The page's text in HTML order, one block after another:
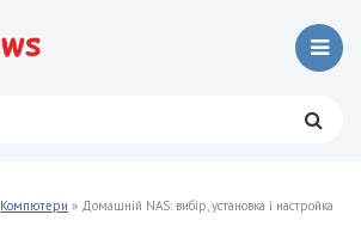
Компютери » Домашній NAS: вибір, установка і настройка